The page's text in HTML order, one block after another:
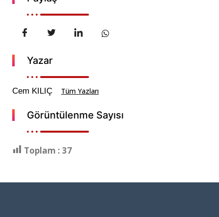
Yazar
Cem KILIÇ Tüm Yazları
Görüntülenme Sayısı
Toplam : 37